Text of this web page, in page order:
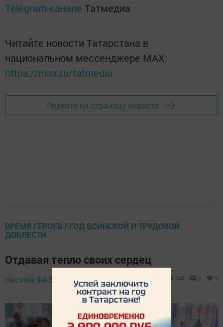
Telegram-канале Татмедиа
Читайте новости Татарстана в
национальном мессенджере MАХ:
https://max.ru/tatmedia
Перейти на страницу новости
ВРЕМЯ ГЕРОЕВ / ГОД ВОИНСКОЙ И ТРУДОВОЙ
ДОБЛЕСТИ
Отдавая тепло своих сердец
Насима ФАЗЛЫЕВА, 10:17
240 0 0